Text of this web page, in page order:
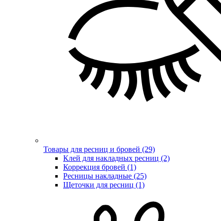
Товары для ресниц и бровей (29)
Клей для накладных ресниц (2)
Коррекция бровей (1)
Ресницы накладные (25)
Щеточки для ресниц (1)